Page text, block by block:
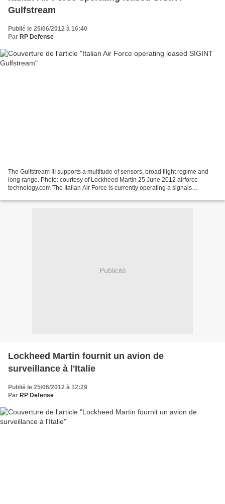
Gulfstream
Publié le 25/06/2012 à 16:40
Par RP Defense
The Gulfstream III supports a multitude of sensors, broad flight regime and
long range. Photo: courtesy of Lockheed Martin 25 June 2012 airforce-
technology.com The Italian Air Force is currently operating a signals
Publicité
Lockheed Martin fournit un avion de
surveillance à l'Italie
Publié le 25/06/2012 à 12:29
Par RP Defense